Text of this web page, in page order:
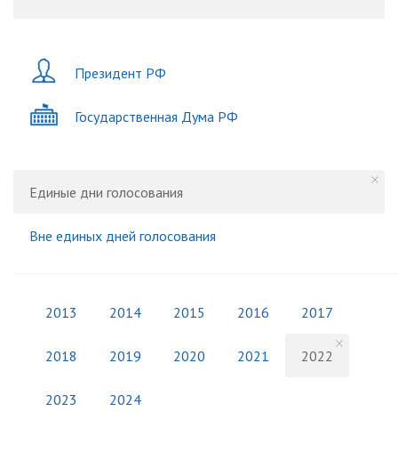
Президент РФ
Государственная Дума РФ
Единые дни голосования
Вне единых дней голосования
2013 2014 2015 2016 2017
2018 2019 2020 2021 2022
2023 2024